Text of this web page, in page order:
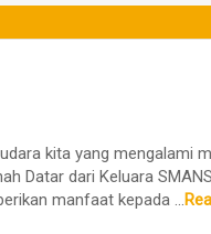
kita yang mengalami
Datar dari Keluara
manfaat kepada ...